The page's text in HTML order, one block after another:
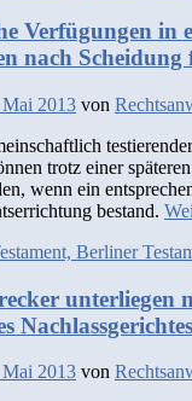
Verfügungen in
nach Scheidung
Mai 2013 von
trotz einer
wenn ein
bestand.
Berliner
unterliegen
Nachlassgerichtes
Mai 2013 von